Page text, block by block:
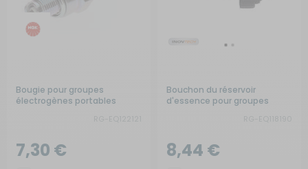
Bougie pour groupes
électrogènes portables
7,30 €
Bouchon du réservoir
d'essence pour groupes
8,44 €